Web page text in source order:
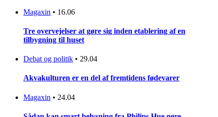
Magaxin • 16.06
Tre overvejelser at gøre sig inden etablering af en
tilbygning til huset
Debat og politik • 29.04
Akvakulturen er en del af fremtidens fødevarer
Magaxin • 24.04